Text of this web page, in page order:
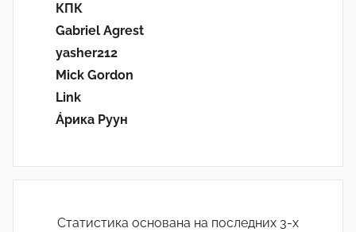
КПК
Gabriel Agrest
yasher212
Mick Gordon
Link
Áрика Руун
Статистика основана на последних 3-х